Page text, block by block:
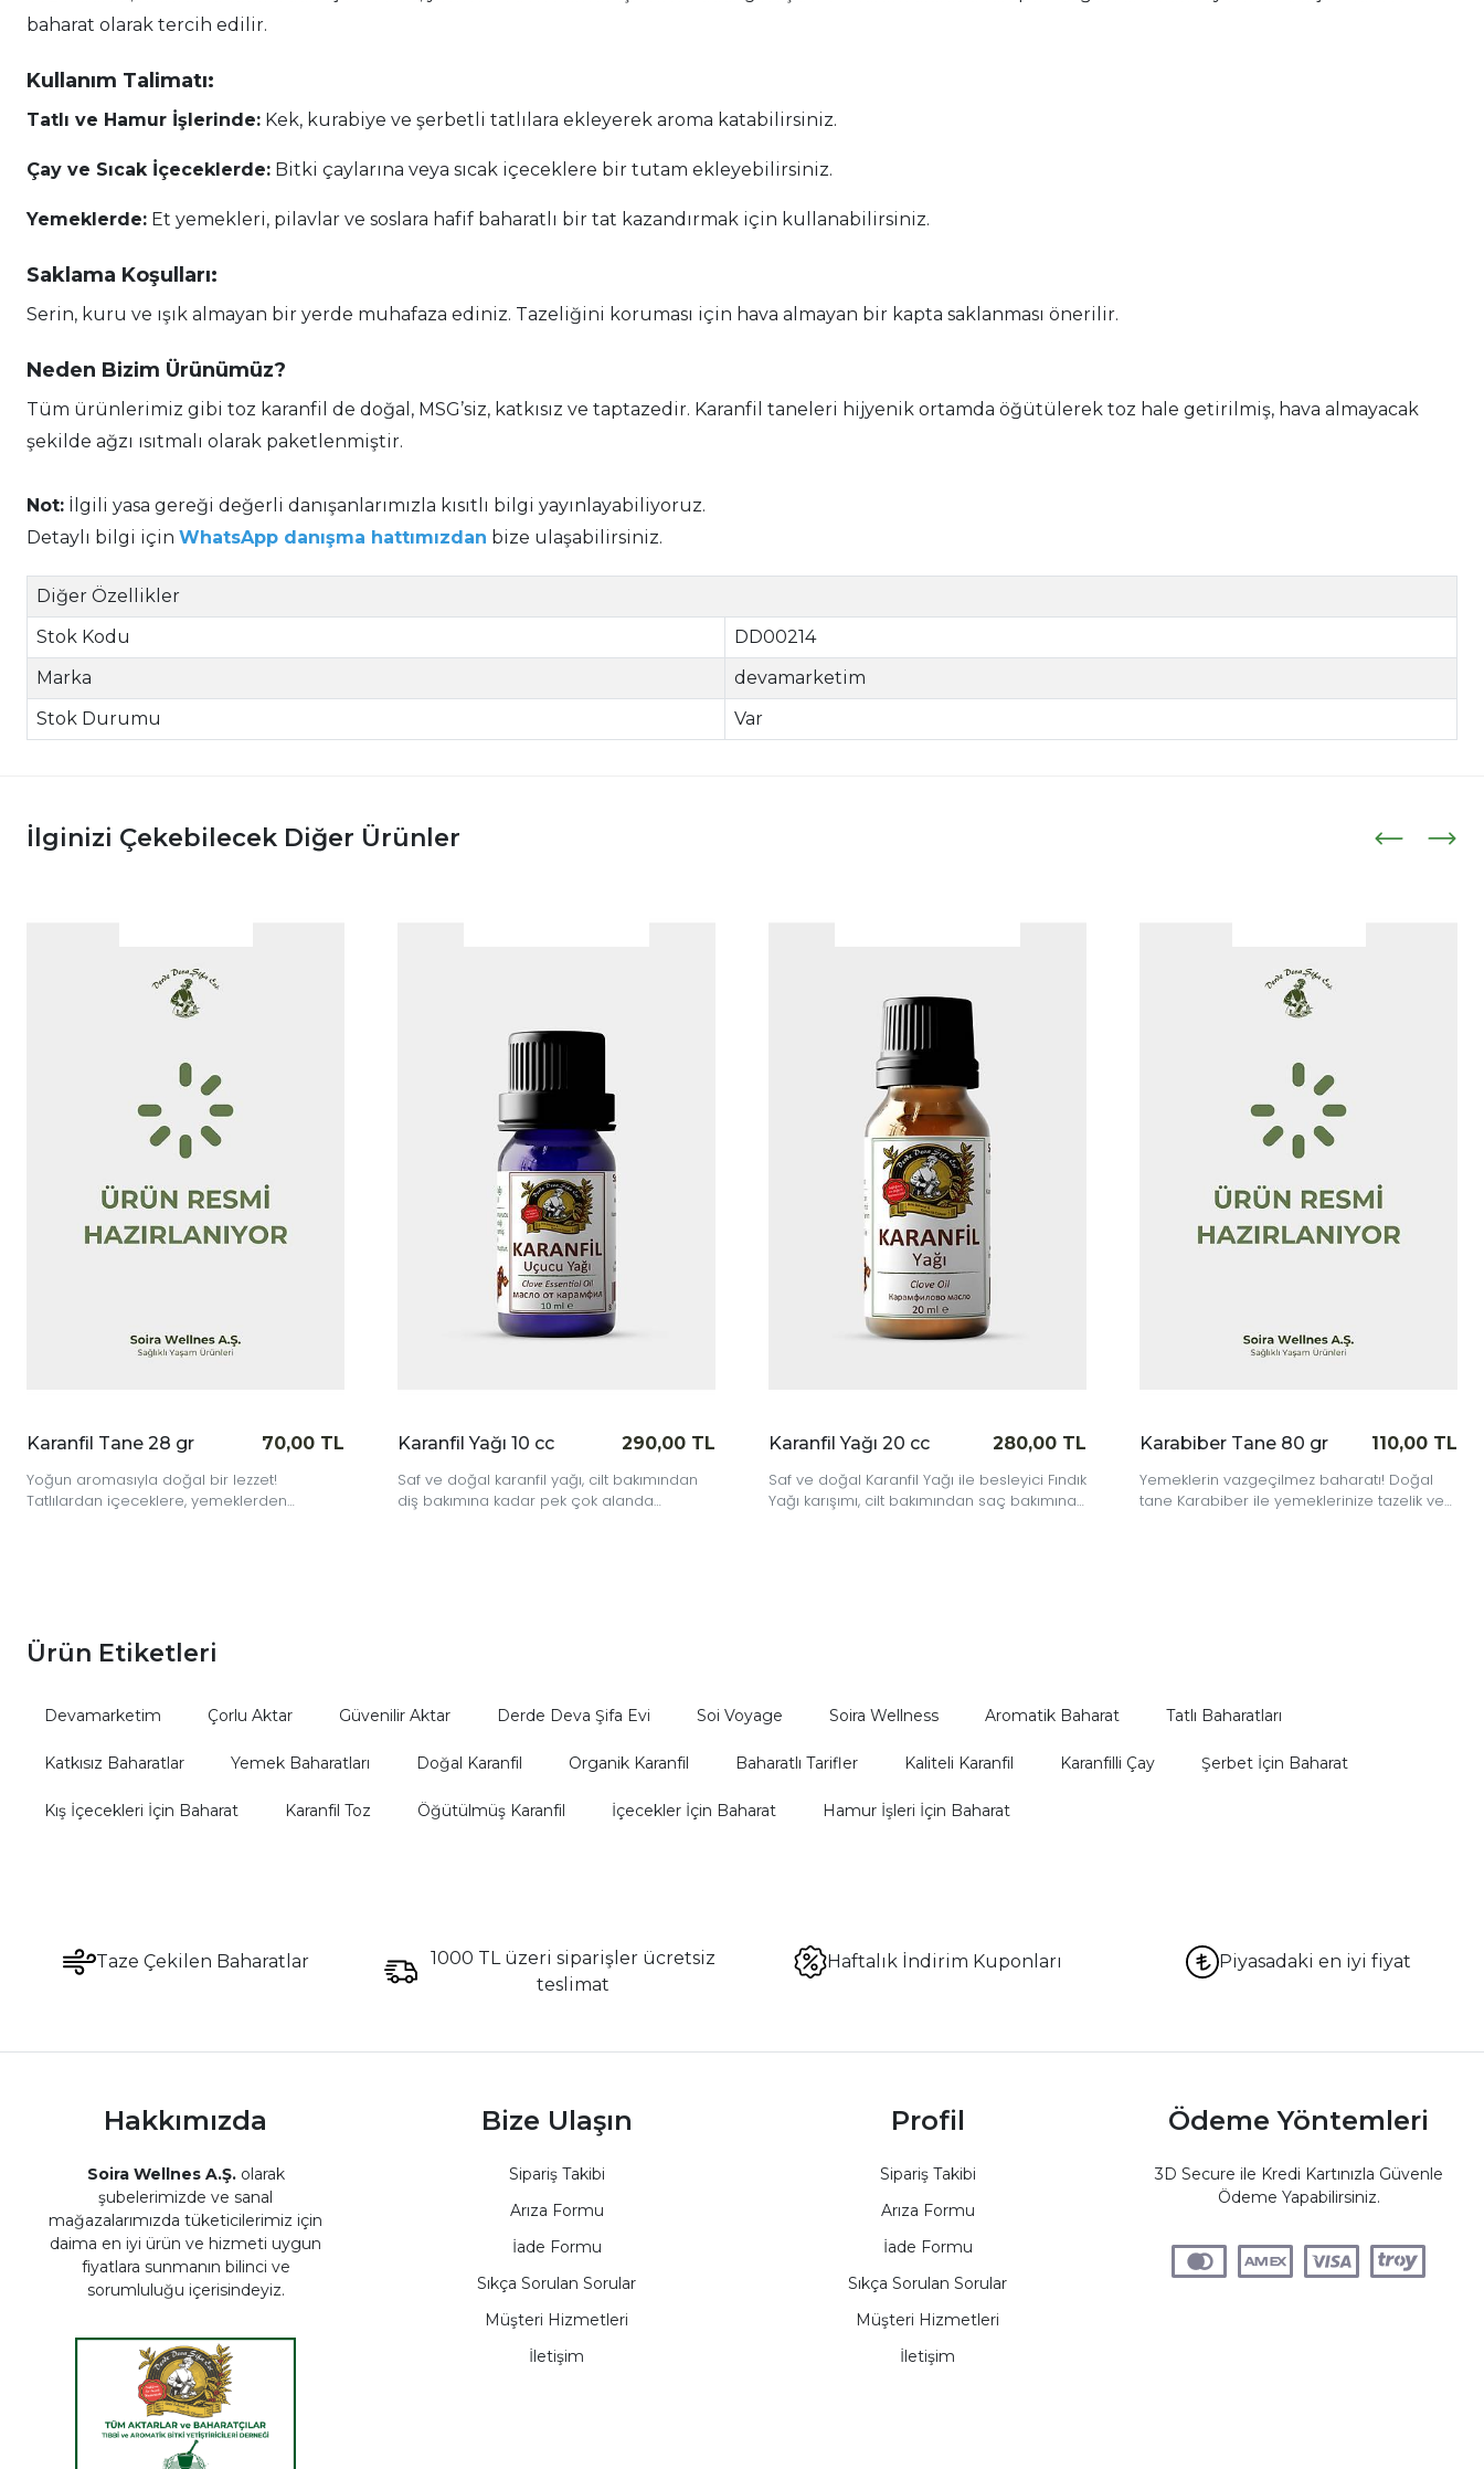
baharat olarak tercih edilir.
Kullanım Talimatı:
Tatlı ve Hamur İşlerinde: Kek, kurabiye ve şerbetli tatlılara ekleyerek aroma katabilirsiniz.
Çay ve Sıcak İçeceklerde: Bitki çaylarına veya sıcak içeceklere bir tutam ekleyebilirsiniz.
Yemeklerde: Et yemekleri, pilavlar ve soslara hafif baharatlı bir tat kazandırmak için kullanabilirsiniz.
Saklama Koşulları:
Serin, kuru ve ışık almayan bir yerde muhafaza ediniz. Tazeliğini koruması için hava almayan bir kapta saklanması önerilir.
Neden Bizim Ürünümüz?
Tüm ürünlerimiz gibi toz karanfil de doğal, MSG’siz, katkısız ve taptazedir. Karanfil taneleri hijyenik ortamda öğütülerek toz hale getirilmiş, hava almayacak
şekilde ağzı ısıtmalı olarak paketlenmiştir.
Not: İlgili yasa gereği değerli danışanlarımızla kısıtlı bilgi yayınlayabiliyoruz.
Detaylı bilgi için WhatsApp danışma hattımızdan bize ulaşabilirsiniz.
Diğer Özellikler
Stok Kodu
DD00214
Marka
devamarketim
Stok Durumu
Var
İlginizi Çekebilecek Diğer Ürünler
Karanfil Tane 28 gr
70,00 TL
Yoğun aromasıyla doğal bir lezzet!
Tatlılardan içeceklere, yemeklerden
Karanfil Yağı 10 cc
290,00 TL
Saf ve doğal karanfil yağı, cilt bakımından
diş bakımına kadar pek çok alanda
Karanfil Yağı 20 cc
280,00 TL
Saf ve doğal Karanfil Yağı ile besleyici Fındık
Yağı karışımı, cilt bakımından saç bakımına
Karabiber Tane 80 gr
110,00 TL
Yemeklerin vazgeçilmez baharatı! Doğal
tane Karabiber ile yemeklerinize tazelik ve
Ürün Etiketleri
Devamarketim Çorlu Aktar Güvenilir Aktar Derde Deva Şifa Evi Soi Voyage Soira Wellness Aromatik Baharat Tatlı Baharatları
Katkısız Baharatlar Yemek Baharatları Doğal Karanfil Organik Karanfil Baharatlı Tarifler Kaliteli Karanfil Karanfilli Çay Şerbet İçin Baharat
Kış İçecekleri İçin Baharat Karanfil Toz Öğütülmüş Karanfil İçecekler İçin Baharat Hamur İşleri İçin Baharat
Taze Çekilen Baharatlar
1000 TL üzeri siparişler ücretsiz
teslimat
Haftalık İndirim Kuponları Piyasadaki en iyi fiyat
Hakkımızda
Soira Wellnes A.Ş.olarak
şubelerimizde ve sanal
mağazalarımızda tüketicilerimiz için
daima en iyi ürün ve hizmeti uygun
fiyatlara sunmanın bilinci ve
sorumluluğu içerisindeyiz.
Bize Ulaşın
Sipariş Takibi
Arıza Formu
İade Formu
Sıkça Sorulan Sorular
Müşteri Hizmetleri
İletişim
Profil
Sipariş Takibi
Arıza Formu
İade Formu
Sıkça Sorulan Sorular
Müşteri Hizmetleri
İletişim
Ödeme Yöntemleri
3D Secure ile Kredi Kartınızla Güvenle
Ödeme Yapabilirsiniz.